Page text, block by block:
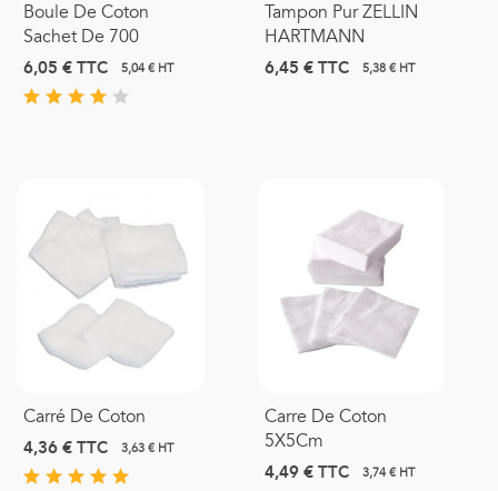
Boule De Coton
Sachet De 700
6,05 €TTC 5,04 € HT
Tampon Pur ZELLIN
HARTMANN
6,45 €TTC 5,38 € HT
Carré De Coton
4,36 €TTC 3,63 € HT
Carre De Coton
5X5Cm
4,49 €TTC 3,74 € HT